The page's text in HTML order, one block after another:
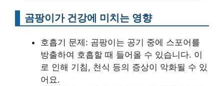
곰팡이가 건강에 미치는 영향
호흡기 문제: 곰팡이는 공기 중에 스포어를
방출하여 호흡할 때 들어올 수 있습니다. 이
로 인해 기침, 천식 등의 증상이 악화될 수 있
어요.